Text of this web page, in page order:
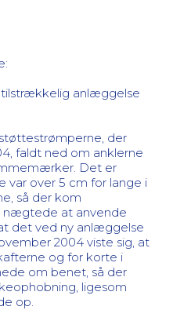
anlæggelse
der
faldt ned om anklerne
Det er
var over 5 cm for lange i
så der kom
at anvende
det ved ny anlæggelse
2004 viste sig, at
og for korte i
om benet, så der
ligesom
op.